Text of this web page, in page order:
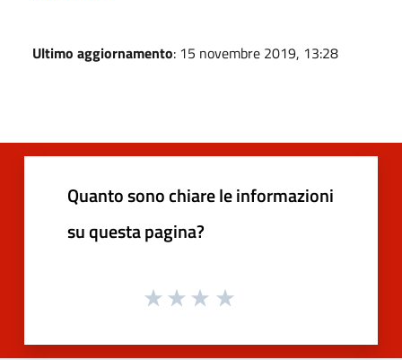
Ultimo aggiornamento: 15 novembre 2019, 13:28
Quanto sono chiare le informazioni
su questa pagina?